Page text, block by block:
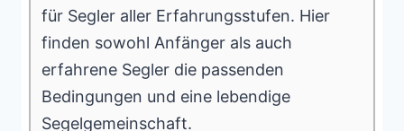
für Segler aller Erfahrungsstufen. Hier
finden sowohl Anfänger als auch
erfahrene Segler die passenden
Bedingungen und eine lebendige
Segelgemeinschaft.